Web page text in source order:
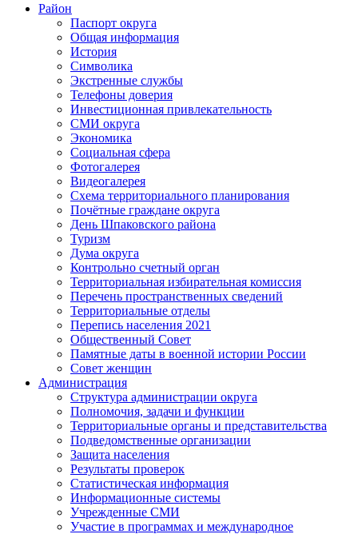
Район
Паспорт округа
Общая информация
История
Символика
Экстренные службы
Телефоны доверия
Инвестиционная привлекательность
СМИ округа
Экономика
Социальная сфера
Фотогалерея
Видеогалерея
Схема территориального планирования
Почётные граждане округа
День Шпаковского района
Туризм
Дума округа
Контрольно счетный орган
Территориальная избирательная комиссия
Перечень пространственных сведений
Территориальные отделы
Перепись населения 2021
Общественный Совет
Памятные даты в военной истории России
Совет женщин
Администрация
Структура администрации округа
Полномочия, задачи и функции
Территориальные органы и представительства
Подведомственные организации
Защита населения
Результаты проверок
Статистическая информация
Информационные системы
Учрежденные СМИ
Участие в программах и международное